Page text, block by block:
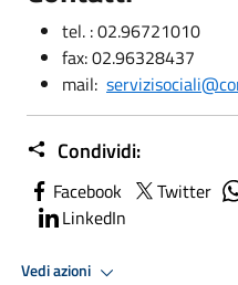
tel. : 02.96721010
fax: 02.96328437
mail:
Condividi:
Facebook Twitter
LinkedIn
Vedi azioni